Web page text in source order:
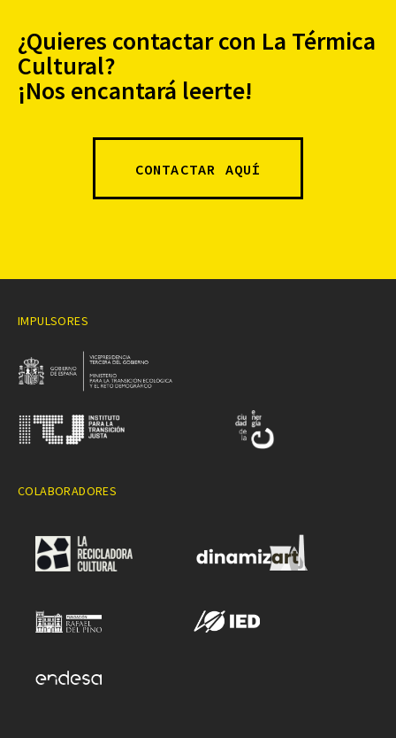
¿Quieres contactar con La Térmica
Cultural?
¡Nos encantará leerte!
CONTACTAR AQUÍ
IMPULSORES
COLABORADORES